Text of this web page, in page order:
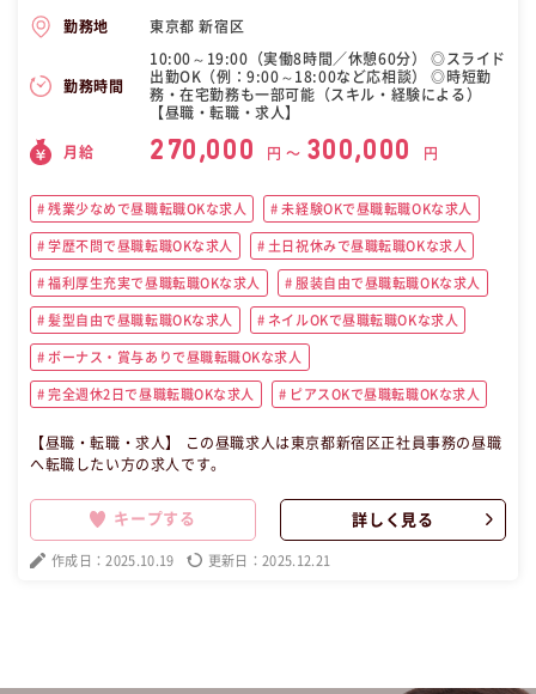
勤務地 東京都 新宿区
勤務時間
10:00～19:00（実働8時間／休憩60分） ◎スライド
出勤OK（例：9:00～18:00など応相談） ◎時短勤
務・在宅勤務も一部可能（スキル・経験による）
【昼職・転職・求人】
月給 270,000 円 〜 300,000 円
残業少なめで昼職転職OKな求人 未経験OKで昼職転職OKな求人
学歴不問で昼職転職OKな求人 土日祝休みで昼職転職OKな求人
福利厚生充実で昼職転職OKな求人 服装自由で昼職転職OKな求人
髪型自由で昼職転職OKな求人 ネイルOKで昼職転職OKな求人
ボーナス・賞与ありで昼職転職OKな求人
完全週休2日で昼職転職OKな求人 ピアスOKで昼職転職OKな求人
【昼職・転職・求人】 この昼職求人は東京都新宿区正社員事務の昼職
へ転職したい方の求人です。
キープする 詳しく見る
作成日：2025.10.19 更新日：2025.12.21